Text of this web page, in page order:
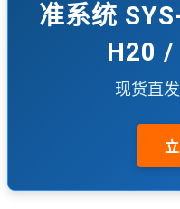
准系统
H20 /
现货直